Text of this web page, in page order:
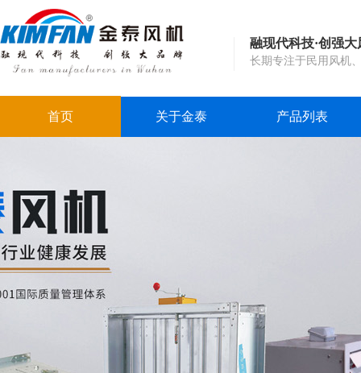
融现代科技·创强
长期专注于民用风机
首页 关于金泰 产品列表